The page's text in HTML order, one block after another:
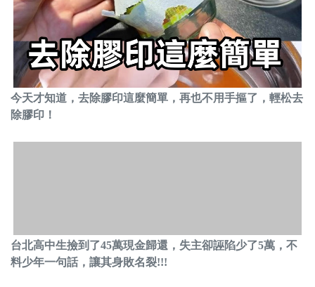
今天才知道，去除膠印這麼簡單，再也不用手摳了，輕松去
除膠印！
台北高中生撿到了45萬現金歸還，失主卻誣陷少了5萬，不
料少年一句話，讓其身敗名裂!!!